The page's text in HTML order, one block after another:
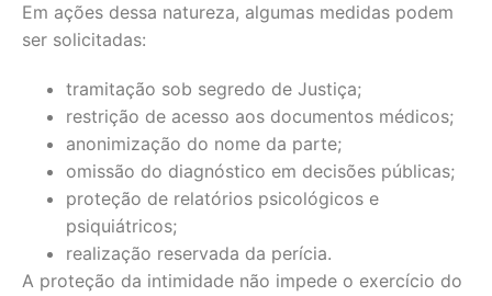
Em ações dessa natureza, algumas medidas podem
ser solicitadas:
tramitação sob segredo de Justiça;
restrição de acesso aos documentos médicos;
anonimização do nome da parte;
omissão do diagnóstico em decisões públicas;
proteção de relatórios psicológicos e
psiquiátricos;
realização reservada da perícia.
A proteção da intimidade não impede o exercício do